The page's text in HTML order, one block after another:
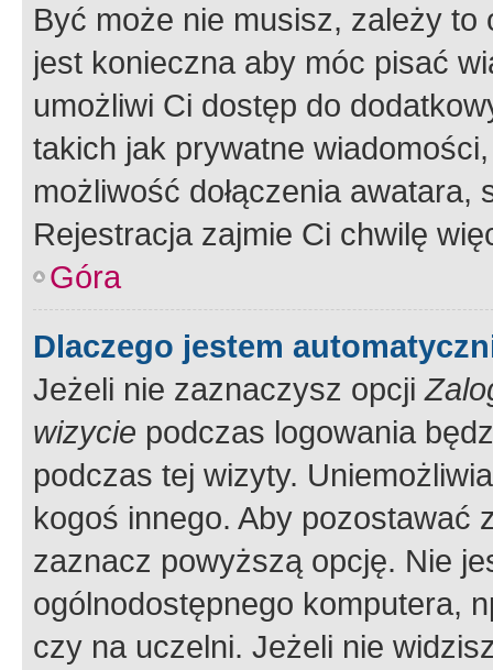
Być może nie musisz, zależy
jest konieczna aby móc pisać
umożliwi Ci dostęp do
takich jak prywatne
możliwość dołączenia
Rejestracja zajmie Ci chwilę
Góra
Dlaczego jestem
Jeżeli nie zaznaczysz opcji
wizycie podczas logowania
podczas tej wizyty.
kogoś innego. Aby pozostawać
zaznacz powyższą opcję. Nie
ogólnodostępnego komputera,
czy na uczelni. Jeżeli nie